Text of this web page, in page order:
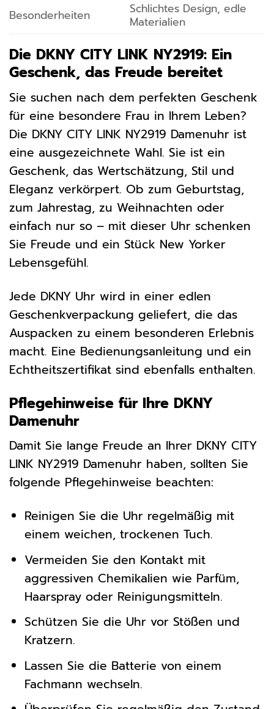
Besonderheiten
Schlichtes Design, edle
Materialien
Die DKNY CITY LINK NY2919: Ein
Geschenk, das Freude bereitet
Sie suchen nach dem perfekten Geschenk
für eine besondere Frau in Ihrem Leben?
Die DKNY CITY LINK NY2919 Damenuhr ist
eine ausgezeichnete Wahl. Sie ist ein
Geschenk, das Wertschätzung, Stil und
Eleganz verkörpert. Ob zum Geburtstag,
zum Jahrestag, zu Weihnachten oder
einfach nur so – mit dieser Uhr schenken
Sie Freude und ein Stück New Yorker
Lebensgefühl.
Jede DKNY Uhr wird in einer edlen
Geschenkverpackung geliefert, die das
Auspacken zu einem besonderen Erlebnis
macht. Eine Bedienungsanleitung und ein
Echtheitszertifikat sind ebenfalls enthalten.
Pflegehinweise für Ihre DKNY
Damenuhr
Damit Sie lange Freude an Ihrer DKNY CITY
LINK NY2919 Damenuhr haben, sollten Sie
folgende Pflegehinweise beachten:
Reinigen Sie die Uhr regelmäßig mit
einem weichen, trockenen Tuch.
Vermeiden Sie den Kontakt mit
aggressiven Chemikalien wie Parfüm,
Haarspray oder Reinigungsmitteln.
Schützen Sie die Uhr vor Stößen und
Kratzern.
Lassen Sie die Batterie von einem
Fachmann wechseln.